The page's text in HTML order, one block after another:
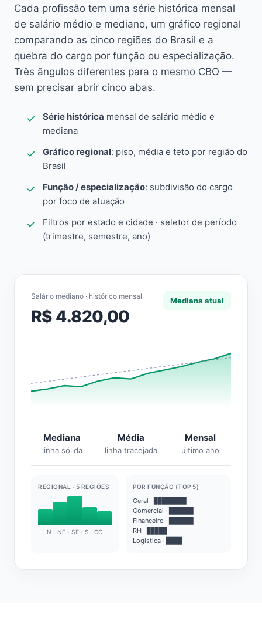
Cada profissão tem uma série histórica mensal
de salário médio e mediano, um gráfico regional
comparando as cinco regiões do Brasil e a
quebra do cargo por função ou especialização.
Três ângulos diferentes para o mesmo CBO —
sem precisar abrir cinco abas.
Série histórica mensal de salário médio e
mediana
Gráfico regional: piso, média e teto por região do
Brasil
Função / especialização: subdivisão do cargo
por foco de atuação
Filtros por estado e cidade · seletor de período
(trimestre, semestre, ano)
Salário mediano · histórico mensal
R$ 4.820,00
Mediana atual
Mediana
linha sólida
Média
linha tracejada
Mensal
último ano
REGIONAL · 5 REGIÕES
N · NE · SE · S · CO
POR FUNÇÃO (TOP 5)
Geral · ████████
Comercial · ██████
Financeiro · ██████
RH · █████
Logística · ████